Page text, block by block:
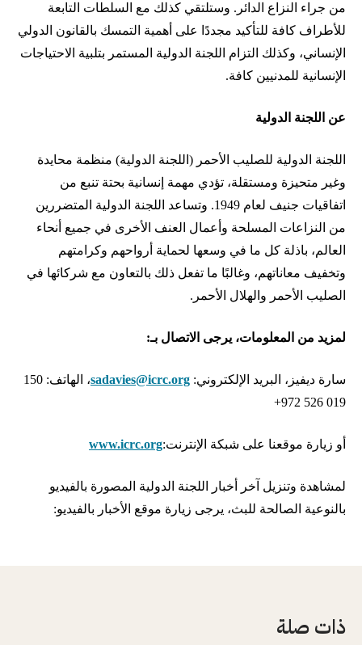
من جراء النزاع الدائر. وستلتقي كذلك مع السلطات التابعة
للأطراف كافة للتأكيد مجددًا على أهمية التمسك بالقانون الدولي
الإنساني، وكذلك التزام اللجنة الدولية المستمر بتلبية الاحتياجات
الإنسانية للمدنيين كافة.
عن اللجنة الدولية
اللجنة الدولية للصليب الأحمر (اللجنة الدولية) منظمة محايدة
وغير متحيزة ومستقلة، تؤدي مهمة إنسانية بحتة تنبع من
اتفاقيات جنيف لعام 1949. وتساعد اللجنة الدولية المتضررين
من النزاعات المسلحة وأعمال العنف الأخرى في جميع أنحاء
العالم، باذلة كل ما في وسعها لحماية أرواحهم وكرامتهم
وتخفيف معاناتهم، وغالبًا ما تفعل ذلك بالتعاون مع شركائها في
الصليب الأحمر والهلال الأحمر.
لمزيد من المعلومات، يرجى الاتصال بـ:
سارة ديفيز، البريد الإلكتروني: sadavies@icrc.org
، الهاتف: 150
019 526 972+
أو زيارة موقعنا على شبكة الإنترنت:www.icrc.org
لمشاهدة وتنزيل آخر أخبار اللجنة الدولية المصورة بالفيديو
بالنوعية الصالحة للبث، يرجى زيارة موقع الأخبار بالفيديو:
ذات صلة